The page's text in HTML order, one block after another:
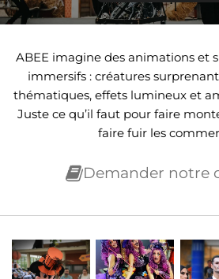
ABEE imagine des animations et
immersifs : créatures
thématiques, effets lumineux et
Juste ce qu’il faut pour faire
faire fuir les
Demander notre